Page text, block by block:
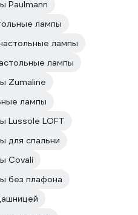
Paulmann
лампы
лампы
лампы
Zumaline
лампы
Lussole LOFT
для спальни
Covali
без плафона